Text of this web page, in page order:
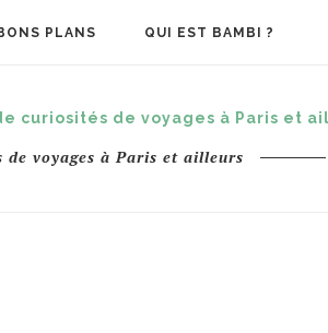
PLANS QUI EST BAMBI ?
de voyages à Paris et ailleurs